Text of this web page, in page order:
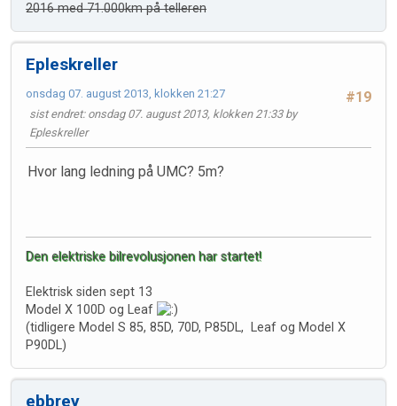
2016 med 71.000km på telleren
Epleskreller
#19
onsdag 07. august 2013, klokken 21:27
sist endret: onsdag 07. august 2013, klokken 21:33 by
Epleskreller
Hvor lang ledning på UMC? 5m?
Den elektriske bilrevolusjonen har startet!
Elektrisk siden sept 13
Model X 100D og Leaf
(tidligere Model S 85, 85D, 70D, P85DL, Leaf og Model X
P90DL)
ebbrey